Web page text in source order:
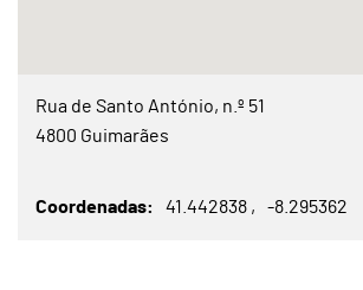
Rua de Santo António, n.º 51
4800 Guimarães
Coordenadas 41.442838 -8.295362